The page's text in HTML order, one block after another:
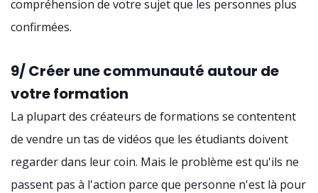
compréhension de votre sujet que les personnes plus
confirmées.
9/ Créer une communauté autour de
votre formation
La plupart des créateurs de formations se contentent
de vendre un tas de vidéos que les étudiants doivent
regarder dans leur coin. Mais le problème est qu'ils ne
passent pas à l'action parce que personne n'est là pour